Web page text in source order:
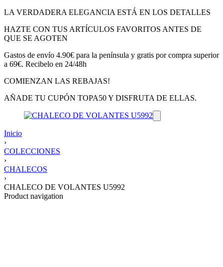
LA VERDADERA ELEGANCIA ESTÁ EN LOS DETALLES
HAZTE CON TUS ARTÍCULOS FAVORITOS ANTES DE
QUE SE AGOTEN
Gastos de envío 4.90€ para la península y gratis por compra superior
a 69€. Recibelo en 24/48h
COMIENZAN LAS REBAJAS!
AÑADE TU CUPÓN TOPA50 Y DISFRUTA DE ELLAS.
Inicio
›
COLECCIONES
›
CHALECOS
›
CHALECO DE VOLANTES U5992
Product navigation